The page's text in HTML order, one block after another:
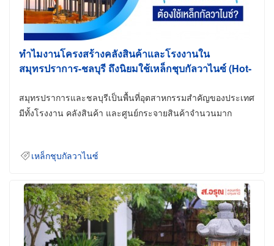
ทำไมงานโครงสร้างคลังสินค้าและโรงงานใน
สมุทรปราการ-ชลบุรี ถึงนิยมใช้เหล็กชุบกัลวาไนซ์ (Hot-
สมุทรปราการและชลบุรีเป็นพื้นที่อุตสาหกรรมสำคัญของประเทศ
มีทั้งโรงงาน คลังสินค้า และศูนย์กระจายสินค้าจำนวนมาก
เหล็กชุบกัลวาไนซ์